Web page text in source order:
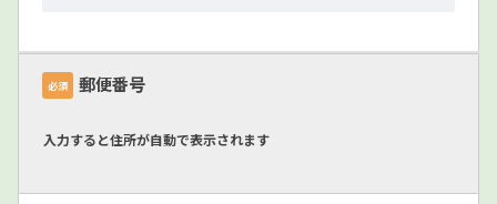
必須 郵便番号
入力すると住所が自動で表示されます